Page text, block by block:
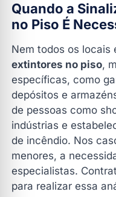
Quando a
no Piso É
Nem todos os locais
extintores no piso,
específicas, como
depósitos e
de pessoas como
indústrias e
de incêndio. Nos
menores, a
especialistas.
para realizar essa